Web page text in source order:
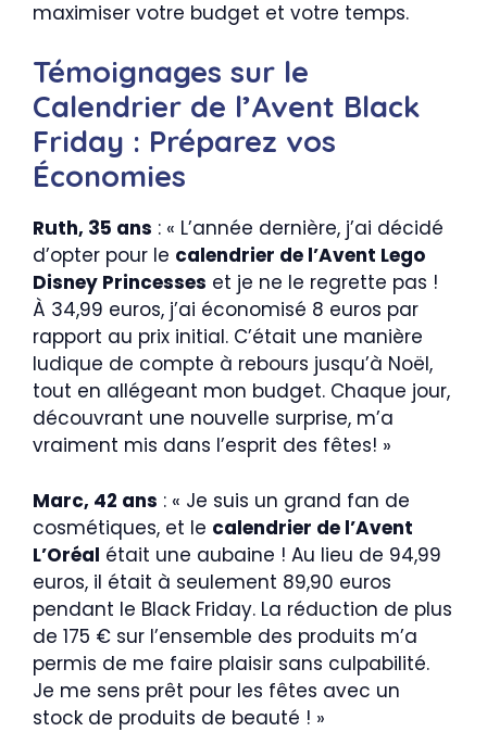
maximiser votre budget et votre temps.
Témoignages sur le
Calendrier de l’Avent Black
Friday : Préparez vos
Économies
Ruth, 35 ans : « L’année dernière, j’ai décidé
d’opter pour le calendrier de l’Avent Lego
Disney Princesses et je ne le regrette pas !
À 34,99 euros, j’ai économisé 8 euros par
rapport au prix initial. C’était une manière
ludique de compte à rebours jusqu’à Noël,
tout en allégeant mon budget. Chaque jour,
découvrant une nouvelle surprise, m’a
vraiment mis dans l’esprit des fêtes! »
Marc, 42 ans : « Je suis un grand fan de
cosmétiques, et le calendrier de l’Avent
L’Oréal était une aubaine ! Au lieu de 94,99
euros, il était à seulement 89,90 euros
pendant le Black Friday. La réduction de plus
de 175 € sur l’ensemble des produits m’a
permis de me faire plaisir sans culpabilité.
Je me sens prêt pour les fêtes avec un
stock de produits de beauté ! »